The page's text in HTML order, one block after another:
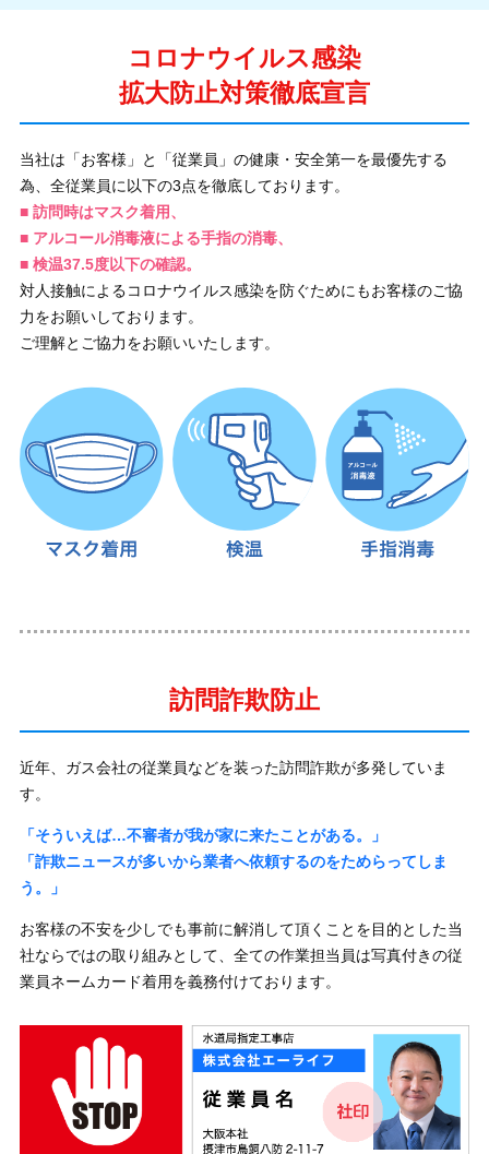
コロナウイルス感染
拡大防止対策徹底宣言
当社は「お客様」と「従業員」の健康・安全第一を最優先する
為、全従業員に以下の3点を徹底しております。
■ 訪問時はマスク着用、
■ アルコール消毒液による手指の消毒、
■ 検温37.5度以下の確認。
対人接触によるコロナウイルス感染を防ぐためにもお客様のご協
力をお願いしております。
ご理解とご協力をお願いいたします。
訪問詐欺防止
近年、ガス会社の従業員などを装った訪問詐欺が多発していま
す。
「そういえば…不審者が我が家に来たことがある。」
「詐欺ニュースが多いから業者へ依頼するのをためらってしま
う。」
お客様の不安を少しでも事前に解消して頂くことを目的とした当
社ならではの取り組みとして、全ての作業担当員は写真付きの従
業員ネームカード着用を義務付けております。